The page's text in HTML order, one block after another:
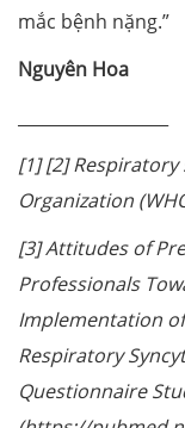
mắc bệnh nặng.”
Nguyên Hoa
[1] [2]
Organization
[3] Attitudes of
Professionals
Implementation
Respiratory
Questionnaire